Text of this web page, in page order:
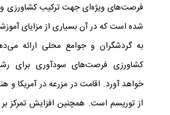
فرصت‌های ویژه‌ای جهت ترکیب کشاورزی و
شده است که در آن بسیاری از مزایای
به گردشگران و جوامع محلی ارائه
کشاورزی فرصت‌های سودآوری برای
خواهد آورد. اقامت در مزرعه در آمریکا و
از توریسم است. همچنین افزایش تمرکز بر